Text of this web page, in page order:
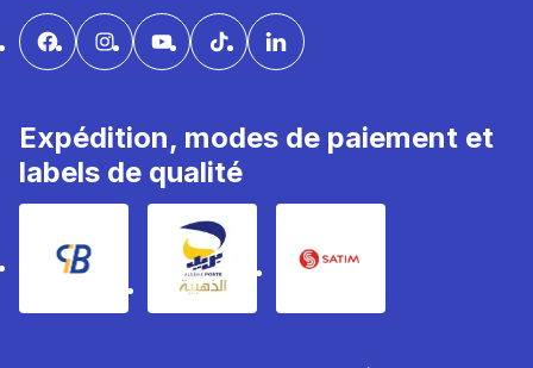
Expédition, modes de paiement et
labels de qualité